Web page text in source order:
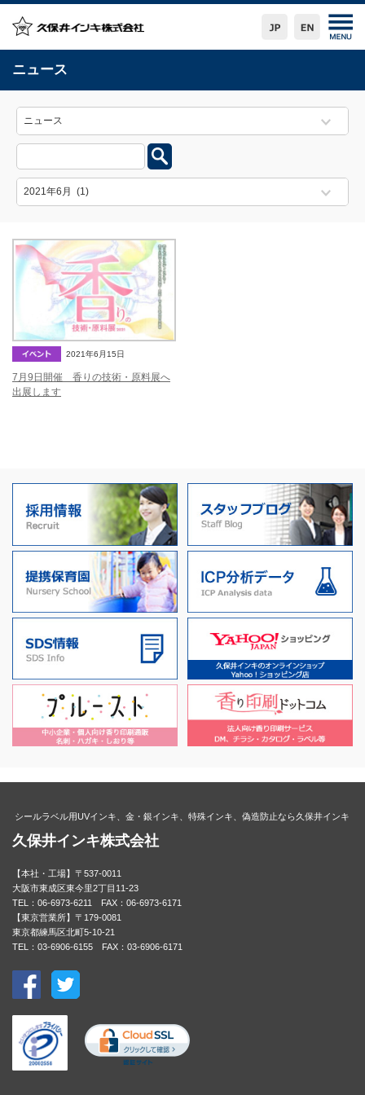
ニュース
2021年6月15日
7月9日開催 香りの技術・原料展へ
出展します
シールラベル用UVインキ、金・銀インキ、特殊インキ、偽造防止なら久保井インキ
久保井インキ株式会社
【本社・工場】〒537-0011
大阪市東成区東今里2丁目11-23
TEL：06-6973-6211 FAX：06-6973-6171
【東京営業所】〒179-0081
東京都練馬区北町5-10-21
TEL：03-6906-6155 FAX：03-6906-6171